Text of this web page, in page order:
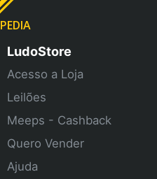
PEDIA
LudoStore
Acesso a Loja
Leilões
Meeps - Cashback
Quero Vender
Ajuda